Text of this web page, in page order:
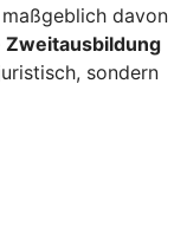
davon
Zweitausbildung
sondern